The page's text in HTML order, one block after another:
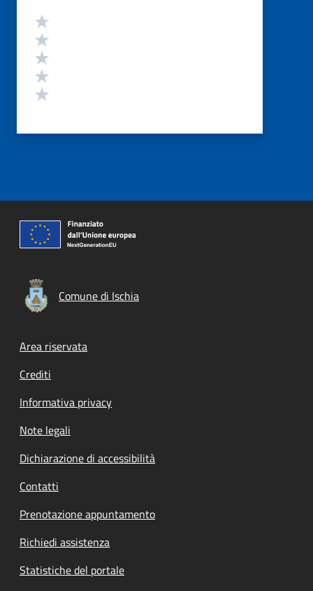
Valutazione
Comune di Ischia
Footer menu
Area riservata
Crediti
Informativa privacy
Note legali
Dichiarazione di accessibilità
Contatti
Prenotazione appuntamento
Richiedi assistenza
Statistiche del portale